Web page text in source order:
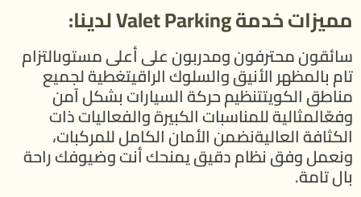
مميزات خدمة Valet Parking لدينا:
سائقون محترفون ومدربون على أعلى مستوىالتزام
تام بالمظهر الأنيق والسلوك الراقيتغطية لجميع
مناطق الكويتتنظيم حركة السيارات بشكل آمن
وفعّالمثالية للمناسبات الكبيرة والفعاليات ذات
الكثافة العاليةنضمن الأمان الكامل للمركبات،
ونعمل وفق نظام دقيق يمنحك أنت وضيوفك راحة
بال تامة.